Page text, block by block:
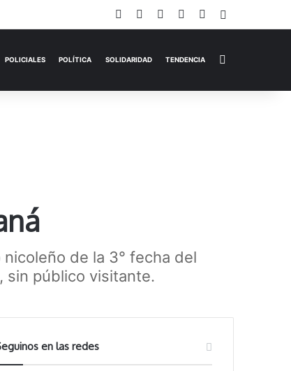
Facebook YouTubeInstagram
TikTok
de la 3° fecha del
sin público visitante.
en las redes